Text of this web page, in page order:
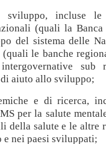
incluse le
(quali la
del sistema delle
le banche
aiuto allo sviluppo;
e di ricerca,
per la salute
della salute e le altre
nei paesi sviluppati;